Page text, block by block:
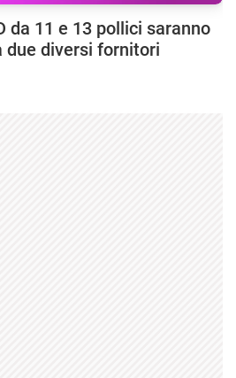
da 11 e 13 pollici saranno
due diversi fornitori